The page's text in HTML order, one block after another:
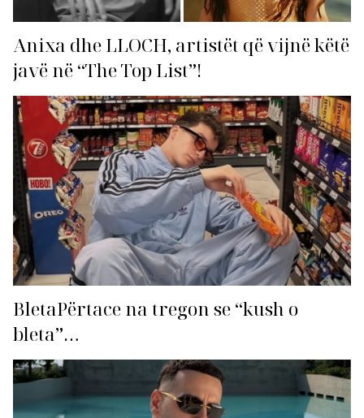
Anixa dhe LLOCH, artistët që vijnë këtë
javë në “The Top List”!
BletaPërtace na tregon se “kush o
bleta”…